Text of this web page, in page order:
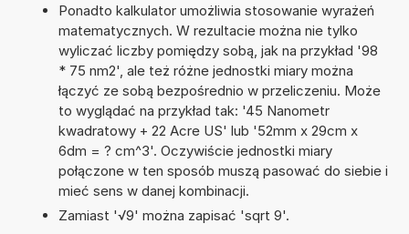
Ponadto kalkulator umożliwia stosowanie wyrażeń
matematycznych. W rezultacie można nie tylko
wyliczać liczby pomiędzy sobą, jak na przykład '98
* 75 nm2', ale też różne jednostki miary można
łączyć ze sobą bezpośrednio w przeliczeniu. Może
to wyglądać na przykład tak: '45 Nanometr
kwadratowy + 22 Acre US' lub '52mm x 29cm x
6dm = ? cm^3'. Oczywiście jednostki miary
połączone w ten sposób muszą pasować do siebie i
mieć sens w danej kombinacji.
Zamiast '√9' można zapisać 'sqrt 9'.